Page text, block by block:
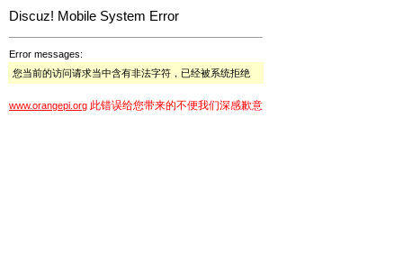
Discuz! Mobile System Error
Error messages:
您当前的访问请求当中含有非法字符，已经被系统拒绝
www.orangepi.org 此错误给您带来的不便我们深感歉意